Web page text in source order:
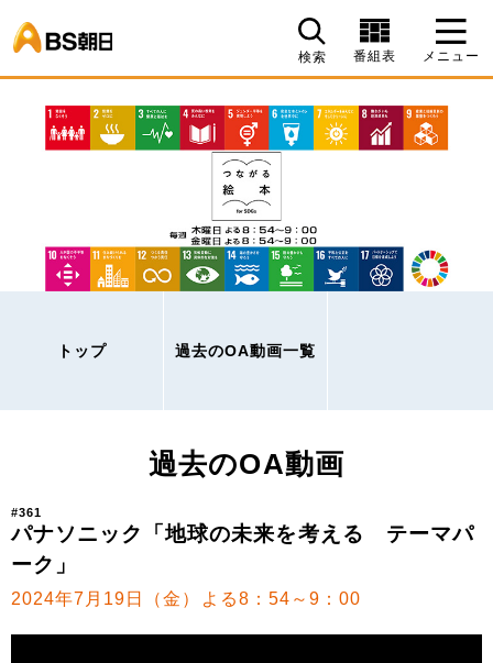
検索 番組表 メニュー
トップ 過去のOA動画一覧
過去のOA動画
#361
パナソニック「地球の未来を考える テーマパ
ーク」
2024年7月19日（金）よる8：54～9：00